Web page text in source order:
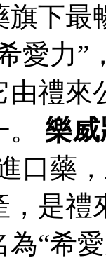
旗下
愛力”
由禮來
樂威
口藥
是禮
“希